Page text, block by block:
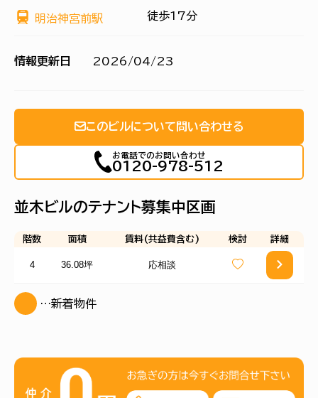
明治神宮前駅 徒歩17分
情報更新日 2026/04/23
このビルについて問い合わせる
お電話でのお問い合わせ
0120-978-512
並木ビルのテナント募集中区画
階数 面積 賃料(共益費含む) 検討 詳細
4 36.08坪 応相談
…新着物件